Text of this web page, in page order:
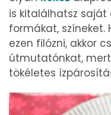
is kitalálhatsz saját
formákat,
ezen filózni, akkor
útmutatónkat,
tökéletes